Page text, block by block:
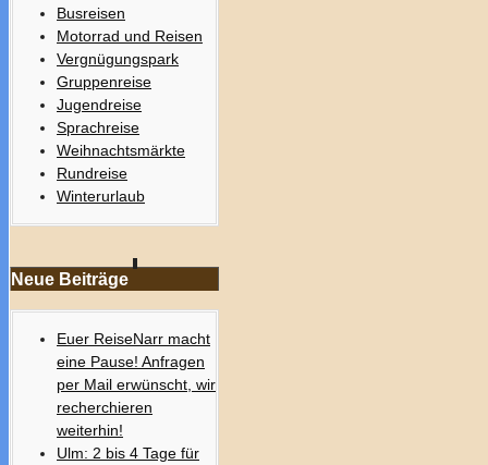
Busreisen
Motorrad und Reisen
Vergnügungspark
Gruppenreise
Jugendreise
Sprachreise
Weihnachtsmärkte
Rundreise
Winterurlaub
Neue Beiträge
Euer ReiseNarr macht
eine Pause! Anfragen
per Mail erwünscht, wir
recherchieren
weiterhin!
Ulm: 2 bis 4 Tage für